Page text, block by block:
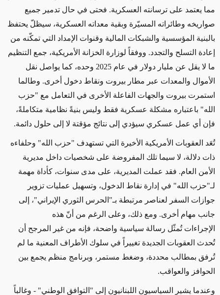
مما يعتمد على ترسانته العسكرية. فحتى في حال تدمير جميع
صواريخه وطائراته المسيّرة وبقية معداته العسكرية، سيظلّ يحتفظ
بالبنية المؤسسية والشبكات المالية وقنوات الإمداد التي تمكّنه من
إعادة التسلح والتجدد. ووفقاً لوزارة الخزانة الأمريكية، جمع التنظيم
ما لا يقل عن مليار دولار في عام 2025 وحده، كما يواصل نقل
الأموال والمعدات عبر مطار بيروت ونقاط دخول أخرى. وطالما
استمرت بيروت والجهات الفاعلة الأخرى في التعامل مع "حزب
الله" باعتباره مشكلة عسكرية فقط وليس بنيةً نظامية متكاملةً،
فإن أي عمل عسكري سيؤدي إلى نتائج مؤقتة لا إلى حلول دائمة.
تُعَد العقوبات الأمريكية الأخيرة التي تستهدف "حزب الله" وحلفاءه
ذات دلالة، لا سيما تلك المفروضة على شخصيات داخل مديرية
الأمن العام. فقد عملت المديرية، على مدى سنوات، كأداة مهمة
لـ"حزب الله" في إدارة نقاط الدخول، وتسهيل عمليات تزوير
جوازات السفر لعناصر مرتبطة بـ"الحرس الثوري الإيراني"، إلى
جانب مهام أخرى. ومع ذلك، وعلى الرغم من أنّ هذه
الإجراءات تُمثّل رسالة سياسية واضحة، فإنه من غير المرجح أن
تُحدث العقوبات الجديدة تغييراً في سلوك الأطراف المعنية ما لم
تُرفق بمطالب محددة، وضغط مستمر، وبرنامج منظم يجمع بين
الحوافز والعواقب.
وعندما يشير السياسيون اللبنانيون إلى "التوافق الوطني" - وغالباً